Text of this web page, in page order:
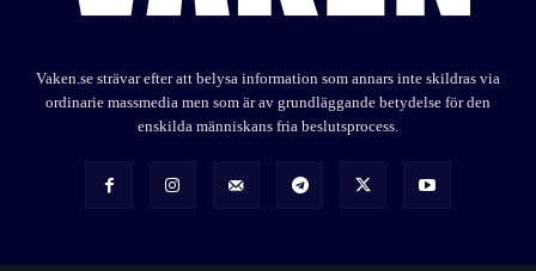
Vaken.se strävar efter att belysa information som annars inte skildras via
ordinarie massmedia men som är av grundläggande betydelse för den
enskilda människans fria beslutsprocess.